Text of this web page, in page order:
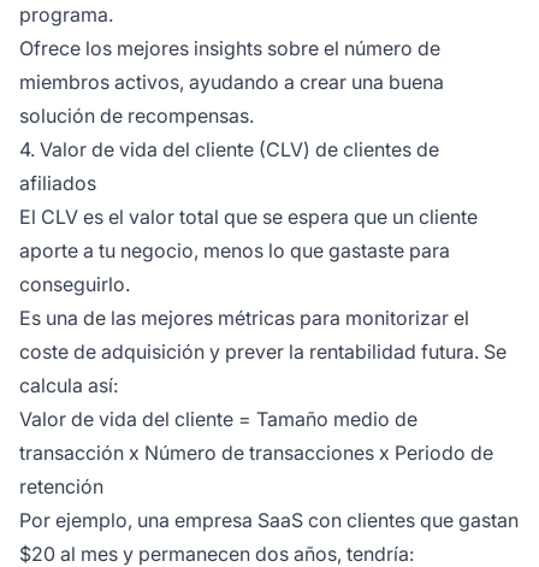
programa.
Ofrece los mejores insights sobre el número de
miembros activos, ayudando a crear una buena
solución de recompensas.
4. Valor de vida del cliente (CLV) de clientes de
afiliados
El CLV es el valor total que se espera que un cliente
aporte a tu negocio, menos lo que gastaste para
conseguirlo.
Es una de las mejores métricas para monitorizar el
coste de adquisición y prever la rentabilidad futura. Se
calcula así:
Valor de vida del cliente = Tamaño medio de
transacción x Número de transacciones x Periodo de
retención
Por ejemplo, una empresa SaaS con clientes que gastan
$20 al mes y permanecen dos años, tendría: